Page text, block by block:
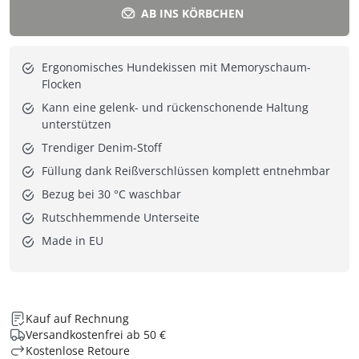
AB INS KÖRBCHEN
Ergonomisches Hundekissen mit Memoryschaum-
Flocken
Kann eine gelenk- und rückenschonende Haltung
unterstützen
Trendiger Denim-Stoff
Füllung dank Reißverschlüssen komplett entnehmbar
Bezug bei 30 °C waschbar
Rutschhemmende Unterseite
Made in EU
Kauf auf Rechnung
Versandkostenfrei ab 50 €
Kostenlose Retoure